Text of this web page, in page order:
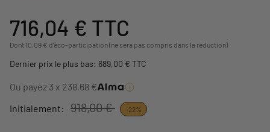
716,04 € TTC
Dont 10,09 € d'éco-participation (ne sera pas compris dans la réduction)
Dernier prix le plus bas: 689,00 € TTC
Ou payez 3 x 238,68 €
Initialement:
918,00 € -22%